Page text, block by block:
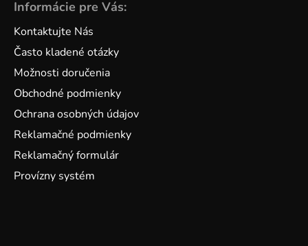
Informácie pre Vás:
Kontaktujte Nás
Často kladené otázky
Možnosti doručenia
Obchodné podmienky
Ochrana osobných údajov
Reklamačné podmienky
Reklamačný formulár
Provízny systém